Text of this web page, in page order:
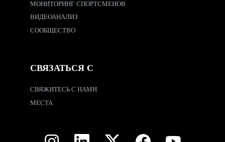
МОНИТОРИНГ СПОРТСМЕНОВ
ВИДЕОАНАЛИЗ
СООБЩЕСТВО
СВЯЗАТЬСЯ С
СВЯЖИТЕСЬ С НАМИ
МЕСТА